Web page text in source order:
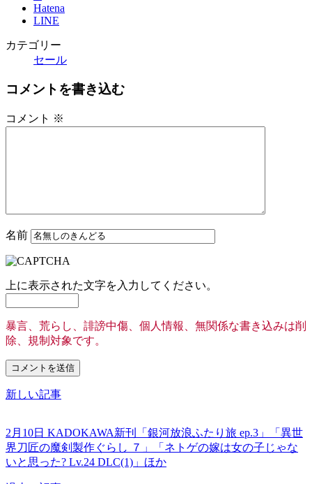
Hatena
LINE
カテゴリー
セール
コメントを書き込む
コメント ※
名前
上に表示された文字を入力してください。
暴言、荒らし、誹謗中傷、個人情報、無関係な書き込みは削
除、規制対象です。
新しい記事
2月10日 KADOKAWA新刊「銀河放浪ふたり旅 ep.3」「異世
界刀匠の魔剣製作ぐらし ７」「ネトゲの嫁は女の子じゃな
いと思った? Lv.24 DLC(1)」ほか